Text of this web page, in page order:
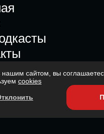
с 2023
нашим сайтом, вы
cookies